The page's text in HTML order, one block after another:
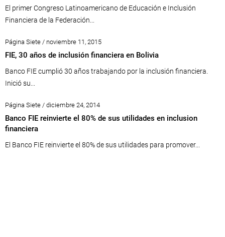
El primer Congreso Latinoamericano de Educación e Inclusión
Financiera de la Federación...
Página Siete / noviembre 11, 2015
FIE, 30 años de inclusión financiera en Bolivia
Banco FIE cumplió 30 años trabajando por la inclusión financiera.
Inició su...
Página Siete / diciembre 24, 2014
Banco FIE reinvierte el 80% de sus utilidades en inclusion
financiera
El Banco FIE reinvierte el 80% de sus utilidades para promover...